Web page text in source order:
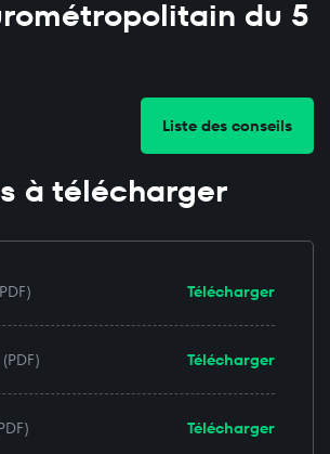
du 5
Liste des conseils
à télécharger
Télécharger
Télécharger
(PDF)
Télécharger